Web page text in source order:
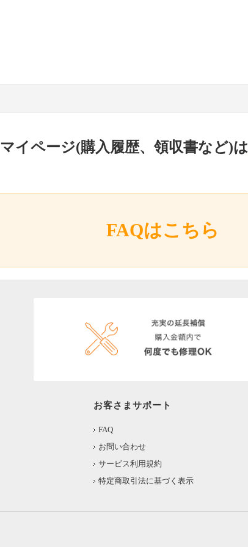
マイページ(購入履歴、領収書など)は
FAQはこちら
お客さまサポート
FAQ
お問い合わせ
サービス利用規約
特定商取引法に基づく表示